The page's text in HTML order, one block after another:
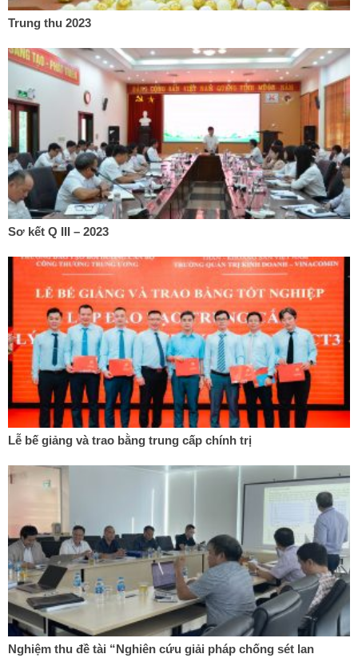
Trung thu 2023
Sơ kết Q III – 2023
Lễ bế giảng và trao bằng trung cấp chính trị
Nghiệm thu đề tài “Nghiên cứu giải pháp chống sét lan